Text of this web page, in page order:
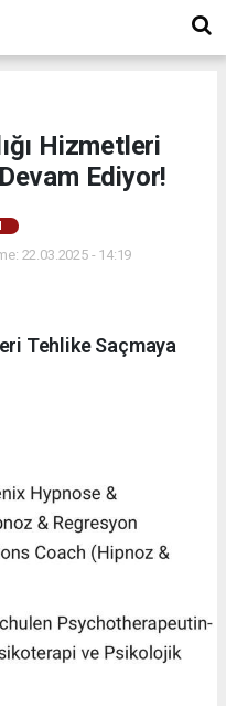
Hizmetleri
Ediyor!
22.03.2025 - 14:19
Tehlike Saçmaya